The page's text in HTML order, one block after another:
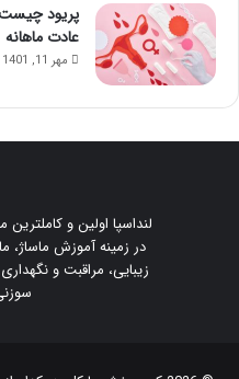
پریود
عادت ماهانه
مهر 11, 1401
لنداسپا اولین و
در زمینه آموزش ماساژ،
زیبایی، مراقبت و